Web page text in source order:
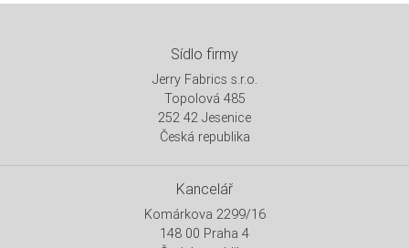
Sídlo firmy
Jerry Fabrics s.r.o.
Topolová 485
252 42 Jesenice
Česká republika
Kancelář
Komárkova 2299/16
148 00 Praha 4